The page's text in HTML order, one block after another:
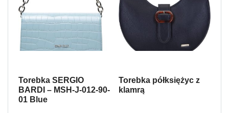
Torebka SERGIO
BARDI – MSH-J-012-90-
01 Blue
Torebka półksiężyc z
klamrą